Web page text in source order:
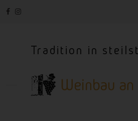
Tradition in